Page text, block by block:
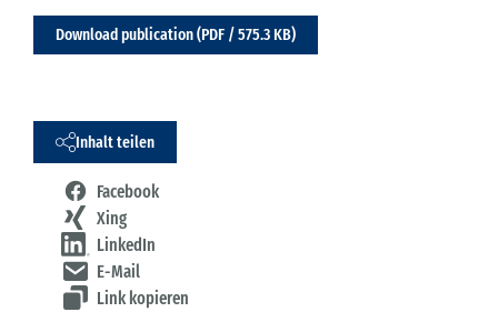
Download publication (PDF / 575.3 KB)
Inhalt teilen
Facebook
Xing
LinkedIn
E-Mail
Link kopieren